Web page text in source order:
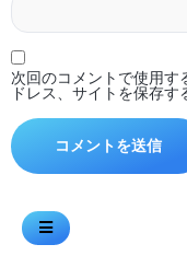
次回のコメントで使用
ドレス、サイトを保存す